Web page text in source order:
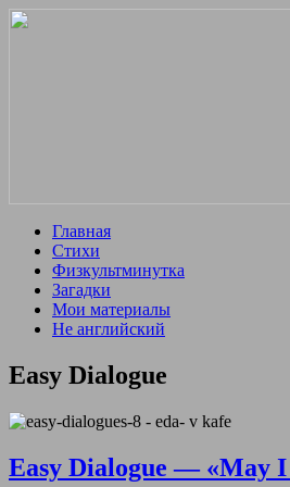
Главная
Стихи
Физкультминутка
Загадки
Мои материалы
Не английский
Easy Dialogue
Easy Dialogue — «May